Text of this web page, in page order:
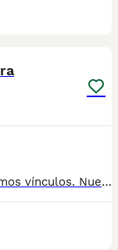
En Altodelpago criamos perros y formamos vínculos. Nuestros ejemplares crecen en plena naturaleza, socializados y cuidados al detalle. Transparencia total y entrega responsable. Cachorros de Schnauzer mini disponibles Negros y negros y plata altodelpago.es · 679 67 30 10 conocenos en altodelpago.es